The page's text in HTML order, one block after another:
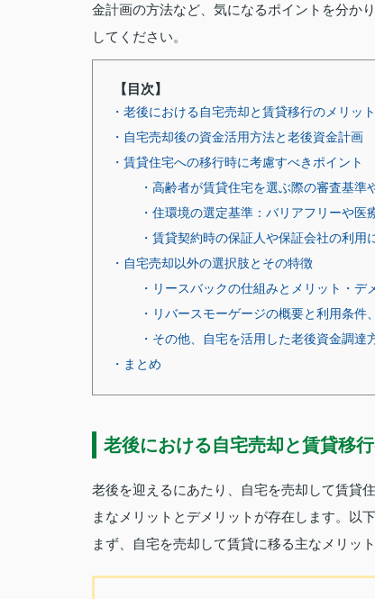
金計画の方法など、気になるポイントを分か
してください。
【目次】
・老後における自宅売却と賃貸移行のメリッ
・自宅売却後の資金活用方法と老後資金計画
・賃貸住宅への移行時に考慮すべきポイント
・高齢者が賃貸住宅を選ぶ際の審査基準
・住環境の選定基準：バリアフリーや医
・賃貸契約時の保証人や保証会社の利用
・自宅売却以外の選択肢とその特徴
・リースバックの仕組みとメリット・デ
・リバースモーゲージの概要と利用条件
・その他、自宅を活用した老後資金調達
・まとめ
老後における自宅売却と賃貸移
老後を迎えるにあたり、自宅を売却して賃貸
まなメリットとデメリットが存在します。以
まず、自宅を売却して賃貸に移る主なメリッ